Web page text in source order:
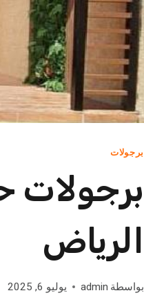
برجولات
برجولات
الرياض
بواسطة admin يوليو 6, 2025